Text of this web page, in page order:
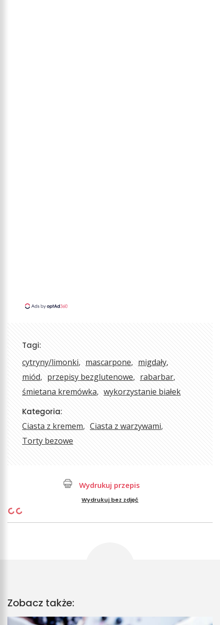
Tagi:
cytryny/limonki mascarpone
migdały
miód
przepisy bezglutenowe
rabarbar
śmietana kremówka
wykorzystanie białek
Kategoria:
Ciasta z kremem
Ciasta z warzywami
Torty bezowe
Wydrukuj przepis
Wydrukuj bez zdjęć
Zobacz także: